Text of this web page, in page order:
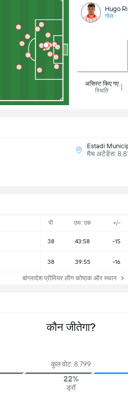
Hugo
गोल
असिस्ट किए गए
स्थिति
Estadi
मैच अटेंडेंस:
पी एफ: एक +/-
38 43:58 -15
38 39:55 -16
बांग्लादेश प्रीमियर लीग कोष्ठक और स्थान
कौन जीतेगा?
कुल वोट: 8,799
22%
ड्रॉ